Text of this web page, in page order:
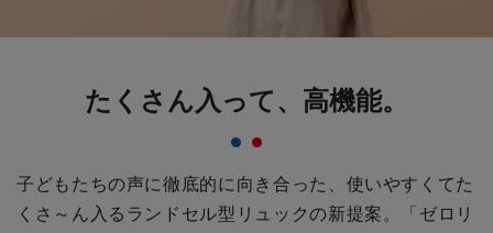
たくさん入って、高機能。
子どもたちの声に徹底的に向き合った、使いやすくてた
くさ～ん入る ランドセル型リュックの新提案。「ゼロリ